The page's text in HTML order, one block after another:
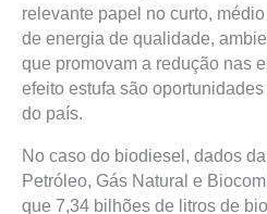
relevante papel no curto,
de energia de qualidade,
que promovam a redução nas
efeito estufa são
do país.
No caso do biodiesel, dados
Petróleo, Gás Natural e
que 7,34 bilhões de litros de